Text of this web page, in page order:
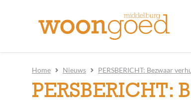
Home Nieuws PERSBERICHT: Bezwaar